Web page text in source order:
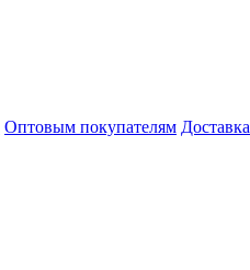
Оптовым покупателям Доставка